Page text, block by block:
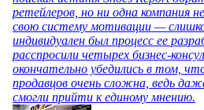
ретейлеров, но ни одна компания
свою систему мотивации —
индивидуален был процесс ее
расспросили четырех бизнес-
окончательно убедились в том,
продавцов очень сложна, ведь
смогли прийти к единому мнению.